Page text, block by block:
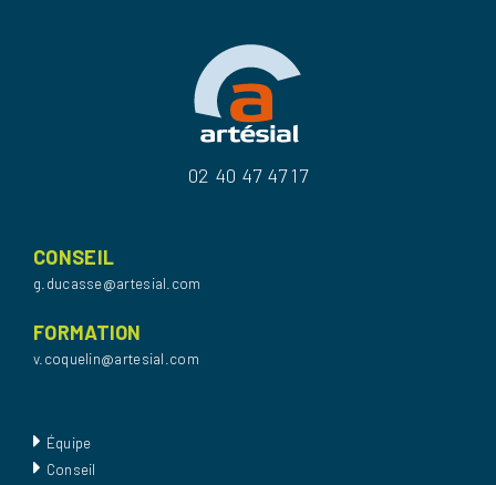
02 40 47 47 17
CONSEIL
g.ducasse@artesial.com
FORMATION
v.coquelin@artesial.com
Équipe
Conseil